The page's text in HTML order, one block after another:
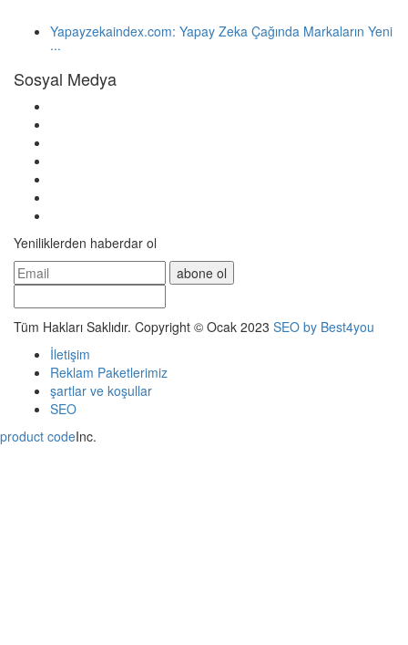
Yapayzekaindex.com: Yapay Zeka Çağında Markaların Yeni
...
Sosyal Medya
Yeniliklerden haberdar ol
abone ol
Tüm Hakları Saklıdır. Copyright © Ocak 2023 SEO by Best4you
İletişim
Reklam Paketlerimiz
şartlar ve koşullar
SEO
product codeInc.